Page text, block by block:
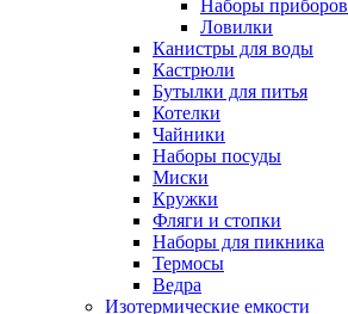
Наборы приборов
Ловилки
Канистры для воды
Кастрюли
Бутылки для питья
Котелки
Чайники
Наборы посуды
Миски
Кружки
Фляги и стопки
Наборы для пикника
Термосы
Ведра
Изотермические емкости